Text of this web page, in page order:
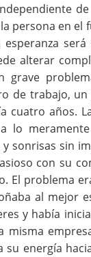
persona en el
alterar
de trabajo, un
cuatro años.
lo
sonrisas sin
con su
El problema
al mejor
y había
energía